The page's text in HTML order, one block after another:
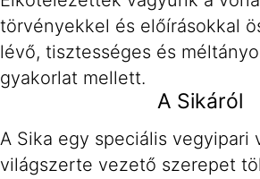
törvényekkel és előírásokkal
lévő, tisztességes és
gyakorlat mellett.
A Sikáról
A Sika egy speciális vegyipari
világszerte vezető szerepet